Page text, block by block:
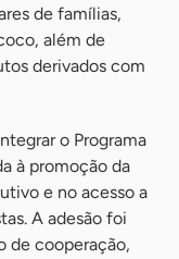
de famílias,
além de
derivados com
o Programa
à promoção da
e no acesso a
A adesão foi
de cooperação,